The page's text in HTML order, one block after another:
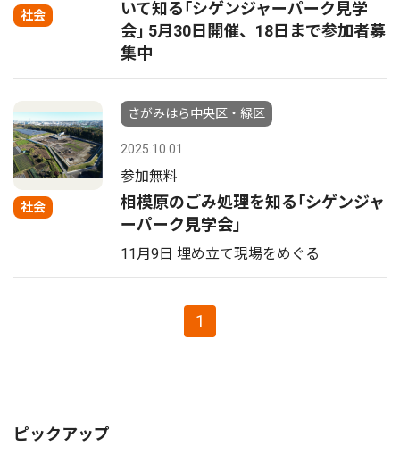
社会
いて知る｢シゲンジャーパーク見学
会｣ 5月30日開催、18日まで参加者募
集中
社会
さがみはら中央区・緑区
2025.10.01
参加無料
相模原のごみ処理を知る｢シゲンジャ
ーパーク見学会｣
11月9日 埋め立て現場をめぐる
1
ピックアップ